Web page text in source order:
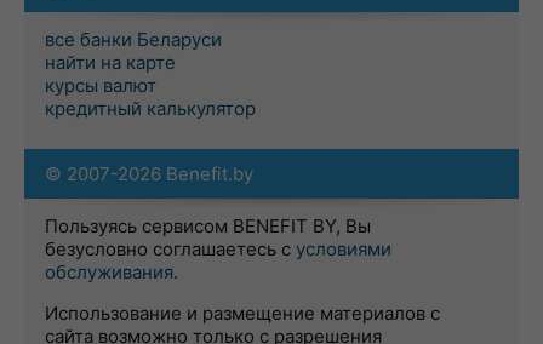
все банки Беларуси
найти на карте
курсы валют
кредитный калькулятор
© 2007-2026 Benefit.by
Пользуясь сервисом BENEFIT BY, Вы
безусловно соглашаетесь с условиями
обслуживания.
Использование и размещение материалов с
сайта возможно только с разрешения